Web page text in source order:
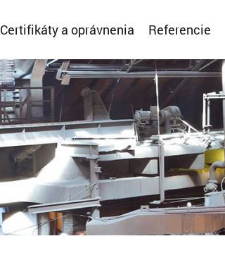
Certifikáty a oprávnenia Referencie